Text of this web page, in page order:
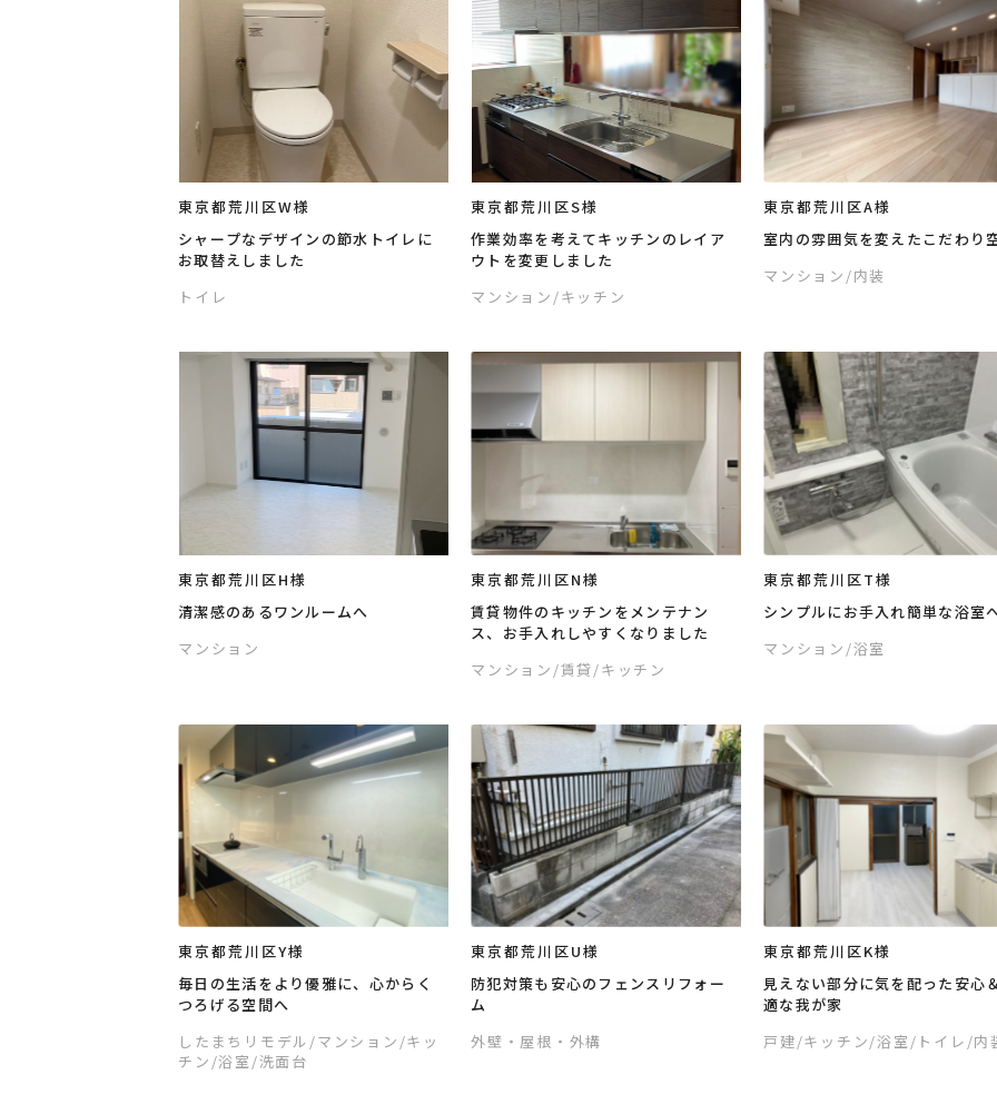
東京都荒川区W様
シャープなデザインの節水トイレに
お取替えしました
トイレ
東京都荒川区S様
作業効率を考えてキッチンのレイア
ウトを変更しました
マンション /キッチン
東京都荒川区A様
室内の雰囲気を変えたこだわり
マンション /内装
東京都荒川区H様
清潔感のあるワンルームへ
マンション
東京都荒川区N様
賃貸物件のキッチンをメンテナン
ス、お手入れしやすくなりました
マンション /賃貸/キッチン
東京都荒川区T様
シンプルにお手入れ簡単な浴室
マンション /浴室
東京都荒川区Y様
毎日の生活をより優雅に、心からく
つろげる空間へ
したまちリモデル /マンション /キッ
チン /浴室 /洗面台
東京都荒川区U様
防犯対策も安心のフェンスリフォー
ム
外壁・屋根・外構
東京都荒川区K様
見えない部分に気を配った安心
適な我が家
戸建/キッチン/浴室 /トイレ /内